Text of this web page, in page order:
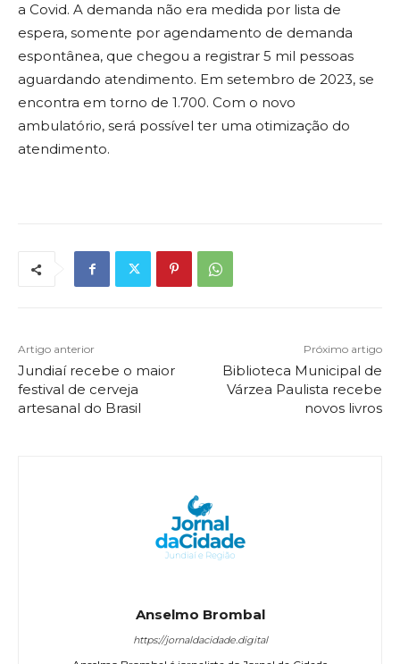
a Covid. A demanda não era medida por lista de
espera, somente por agendamento de demanda
espontânea, que chegou a registrar 5 mil pessoas
aguardando atendimento. Em setembro de 2023, se
encontra em torno de 1.700. Com o novo
ambulatório, será possível ter uma otimização do
atendimento.
Artigo anterior
Jundiaí recebe o maior
festival de cerveja
artesanal do Brasil
Próximo artigo
Biblioteca Municipal de
Várzea Paulista recebe
novos livros
Anselmo Brombal
https://jornaldacidade.digital